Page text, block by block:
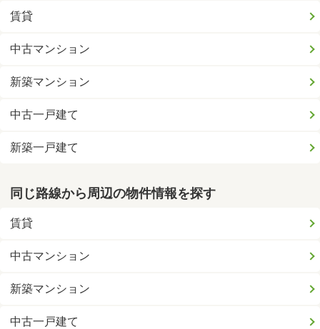
賃貸
中古マンション
新築マンション
中古一戸建て
新築一戸建て
同じ路線から周辺の物件情報を探す
賃貸
中古マンション
新築マンション
中古一戸建て